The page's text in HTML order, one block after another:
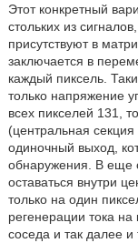
Этот конкретный
стольких из
присутствуют в
заключается в
каждый пиксель.
только напряжение
всех пикселей 131,
(центральная
одиночный выход,
обнаружения. В еще
оставаться внутри
только на один
регенерации тока
соседа и так далее и